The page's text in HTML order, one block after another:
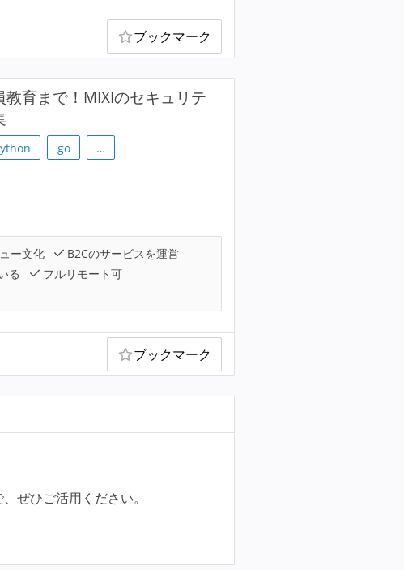
ブックマーク
教育まで！MIXIのセキュリテ
go …
ー文化
B2Cのサービスを運営
る
フルリモート可
ブックマーク
ぜひご活用ください。